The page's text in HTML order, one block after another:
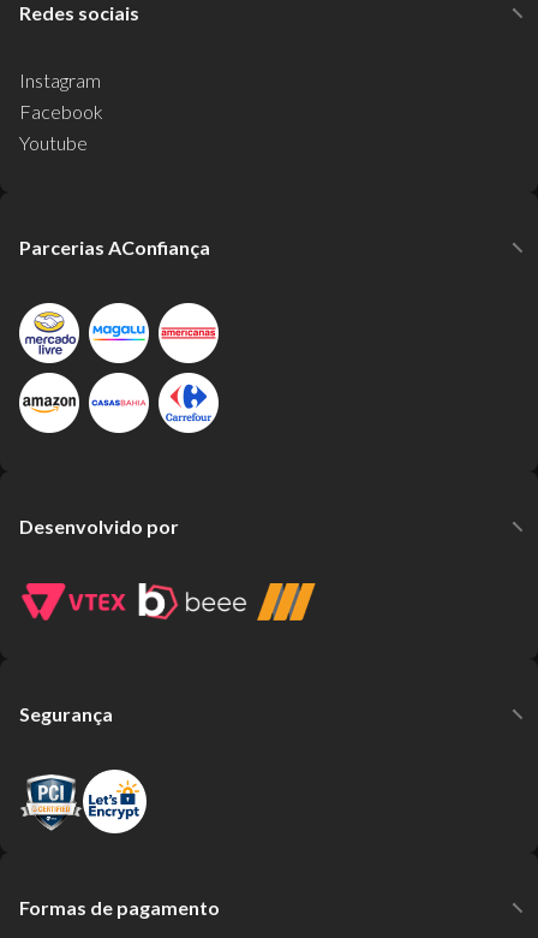
Redes sociais
Instagram
Facebook
Youtube
Parcerias AConfiança
Desenvolvido por
Segurança
Formas de pagamento